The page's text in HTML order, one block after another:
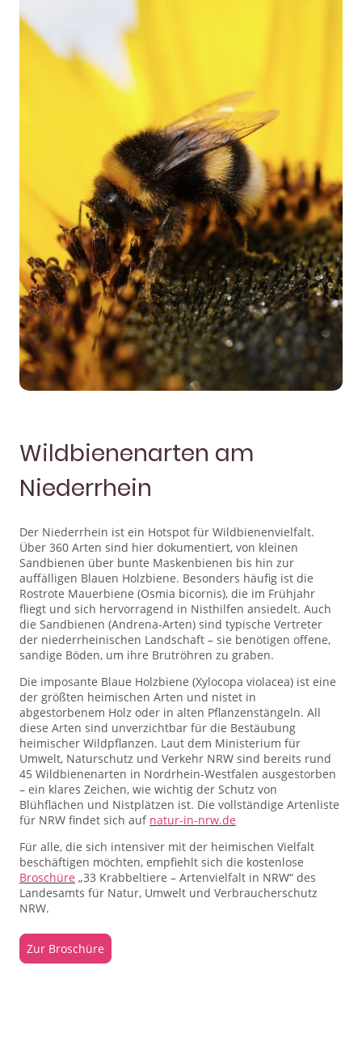
Wildbienenarten am
Niederrhein
Der Niederrhein ist ein Hotspot für Wildbienenvielfalt.
Über 360 Arten sind hier dokumentiert, von kleinen
Sandbienen über bunte Maskenbienen bis hin zur
auffälligen Blauen Holzbiene. Besonders häufig ist die
Rostrote Mauerbiene (Osmia bicornis), die im Frühjahr
fliegt und sich hervorragend in Nisthilfen ansiedelt. Auch
die Sandbienen (Andrena-Arten) sind typische Vertreter
der niederrheinischen Landschaft – sie benötigen offene,
sandige Böden, um ihre Brutröhren zu graben.
Die imposante Blaue Holzbiene (Xylocopa violacea) ist eine
der größten heimischen Arten und nistet in
abgestorbenem Holz oder in alten Pflanzenstängeln. All
diese Arten sind unverzichtbar für die Bestäubung
heimischer Wildpflanzen. Laut dem Ministerium für
Umwelt, Naturschutz und Verkehr NRW sind bereits rund
45 Wildbienenarten in Nordrhein-Westfalen ausgestorben
– ein klares Zeichen, wie wichtig der Schutz von
Blühflächen und Nistplätzen ist. Die vollständige Artenliste
für NRW findet sich auf natur-in-nrw.de
Für alle, die sich intensiver mit der heimischen Vielfalt
beschäftigen möchten, empfiehlt sich die kostenlose
Broschüre „33 Krabbeltiere – Artenvielfalt in NRW“ des
Landesamts für Natur, Umwelt und Verbraucherschutz
NRW.
Zur Broschüre